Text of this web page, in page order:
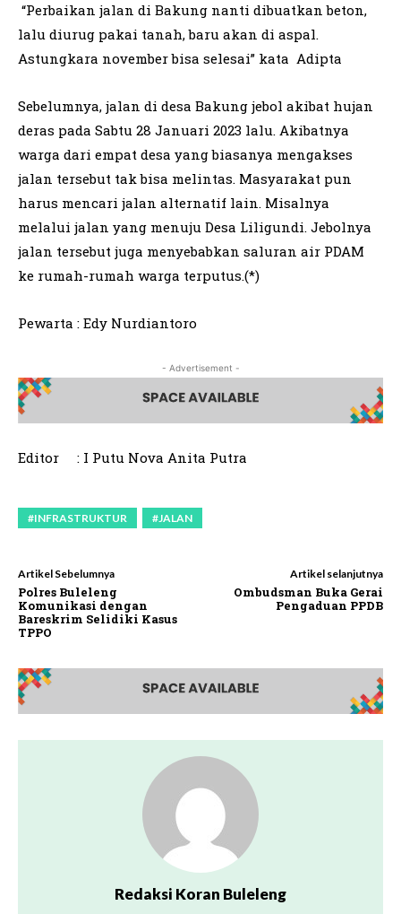
“Perbaikan jalan di Bakung nanti dibuatkan beton,
lalu diurug pakai tanah, baru akan di aspal.
Astungkara november bisa selesai” kata Adipta
Sebelumnya, jalan di desa Bakung jebol akibat hujan
deras pada Sabtu 28 Januari 2023 lalu. Akibatnya
warga dari empat desa yang biasanya mengakses
jalan tersebut tak bisa melintas. Masyarakat pun
harus mencari jalan alternatif lain. Misalnya
melalui jalan yang menuju Desa Liligundi. Jebolnya
jalan tersebut juga menyebabkan saluran air PDAM
ke rumah-rumah warga terputus.(*)
Pewarta : Edy Nurdiantoro
- Advertisement -
Editor : I Putu Nova Anita Putra
#INFRASTRUKTUR #JALAN
Artikel Sebelumnya
Polres Buleleng
Komunikasi dengan
Bareskrim Selidiki Kasus
TPPO
Artikel selanjutnya
Ombudsman Buka Gerai
Pengaduan PPDB
Redaksi Koran Buleleng